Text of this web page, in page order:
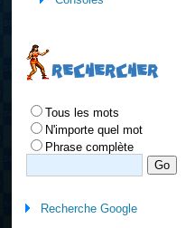
RECHERCHER
Tous les mots
N'importe quel mot
Phrase complète
Recherche Google